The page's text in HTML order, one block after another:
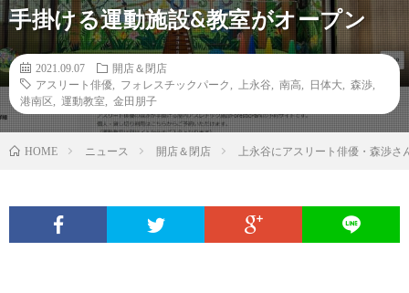
手掛ける運動施設&教室がオープン
2021.09.07
開店＆閉店
アスリート俳優
フォレスチックパーク 上永谷 南高 日体大 森渉
港南区
運動教室 金田朋子
HOME ニュース 開店＆閉店 上永谷にアスリート俳優・森渉